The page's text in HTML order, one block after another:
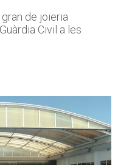
de joieria
Civil a les